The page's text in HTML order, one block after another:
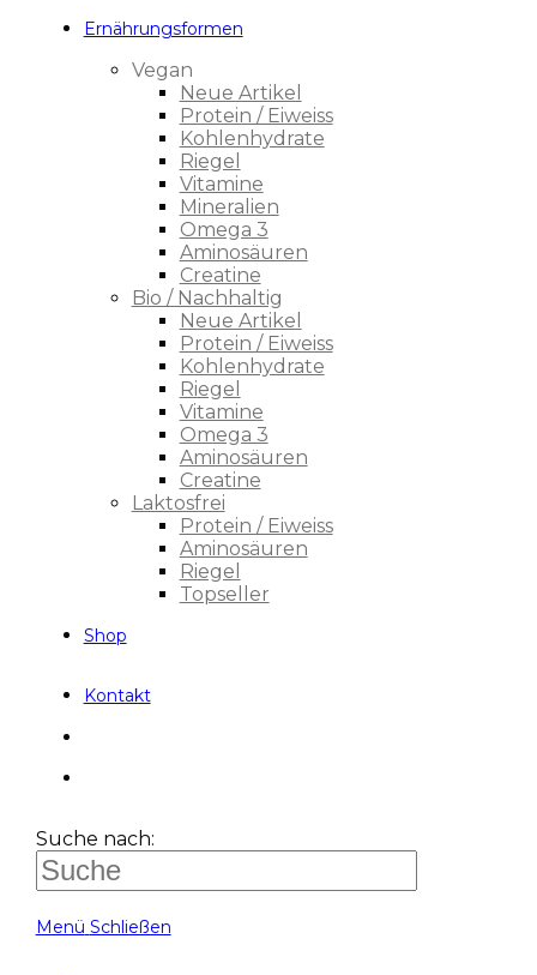
Ernährungsformen
Vegan
Neue Artikel
Protein / Eiweiss
Kohlenhydrate
Riegel
Vitamine
Mineralien
Omega 3
Aminosäuren
Creatine
Bio / Nachhaltig
Neue Artikel
Protein / Eiweiss
Kohlenhydrate
Riegel
Vitamine
Omega 3
Aminosäuren
Creatine
Laktosfrei
Protein / Eiweiss
Aminosäuren
Riegel
Topseller
Shop
Kontakt
Suche nach:
Menü Schließen